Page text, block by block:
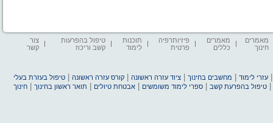
מאמרים
חינוך
מאמרים
כללים
פיזיותרפיה
פרטית
תוכנות
לימוד
טיפול בהפרעות
קשב וריכוז
צור
קשר
עזרי לימוד מחשבים בחינוך |ציוד עזרה ראשונה |קורס עזרה ראשונה |טיפול בעזרת בעלי
|טיפול בהפרעת קשב |ספרי לימוד משומשים |אבטחת טיולים תואר ראשון בחינוך |חינוך